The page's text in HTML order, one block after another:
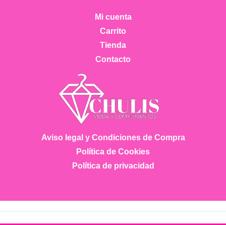
Mi cuenta
Carrito
Tienda
Contacto
Aviso legal y Condiciones de Compra
Política de Cookies
Política de privacidad